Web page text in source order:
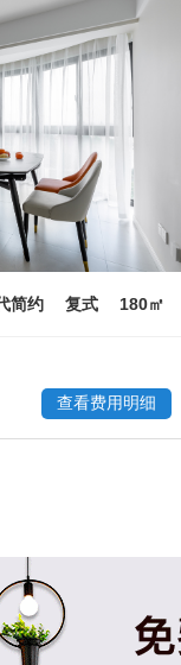
简约 复式 180㎡
查看费用明细